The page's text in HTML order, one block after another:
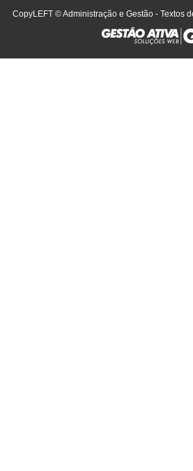
CopyLEFT © Administração e Gestão - Textos